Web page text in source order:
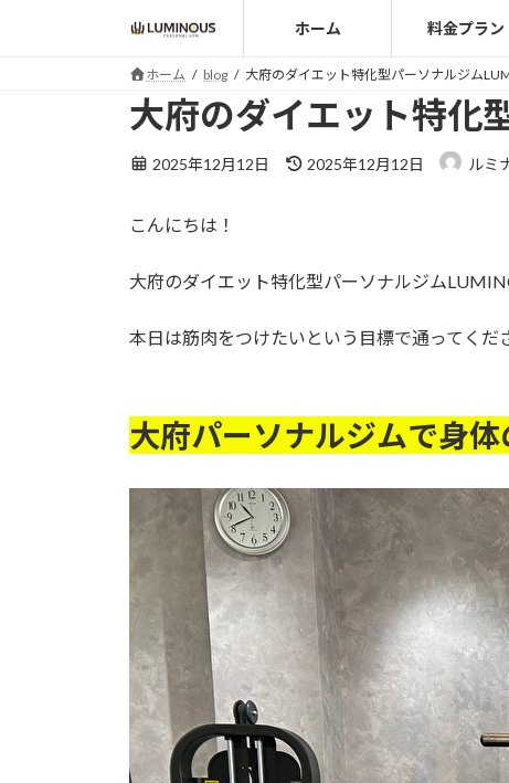
ホーム 料金プラン
ホーム blog 大府のダイエット特化型パーソナルジム
大府のダイエット特化
2025年12月12日
最
時
:
2025年12月12日 ルミ
こんにちは！
大府のダイエット特化型パーソナルジム
本日は筋肉をつけたいという目標で通ってくだ
大府パーソナルジムで身体